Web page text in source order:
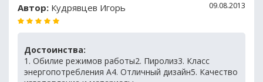
Автор: Кудрявцев Игорь 09.08.2013
Достоинства:
1. Обилие режимов работы2. Пиролиз3. Класс
энергопотребления А4. Отличный дизайн5. Качество